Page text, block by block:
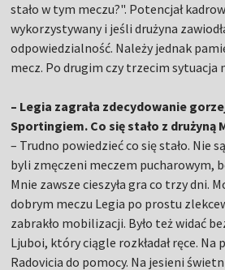
stało w tym meczu?". Potencjał
wykorzystywany i jeśli drużyna
odpowiedzialność. Należy jednak
mecz. Po drugim czy trzecim sytuacja
– Legia zagrała zdecydowanie
Sportingiem. Co się stało z drużyną
– Trudno powiedzieć co się stało. Nie
byli zmęczeni meczem pucharowym,
Mnie zawsze cieszyła gra co trzy dni.
dobrym meczu Legia po prostu
zabrakło mobilizacji. Było też widać
Ljuboi, który ciągle rozkładał ręce. Na
Radovicia do pomocy. Na jesieni